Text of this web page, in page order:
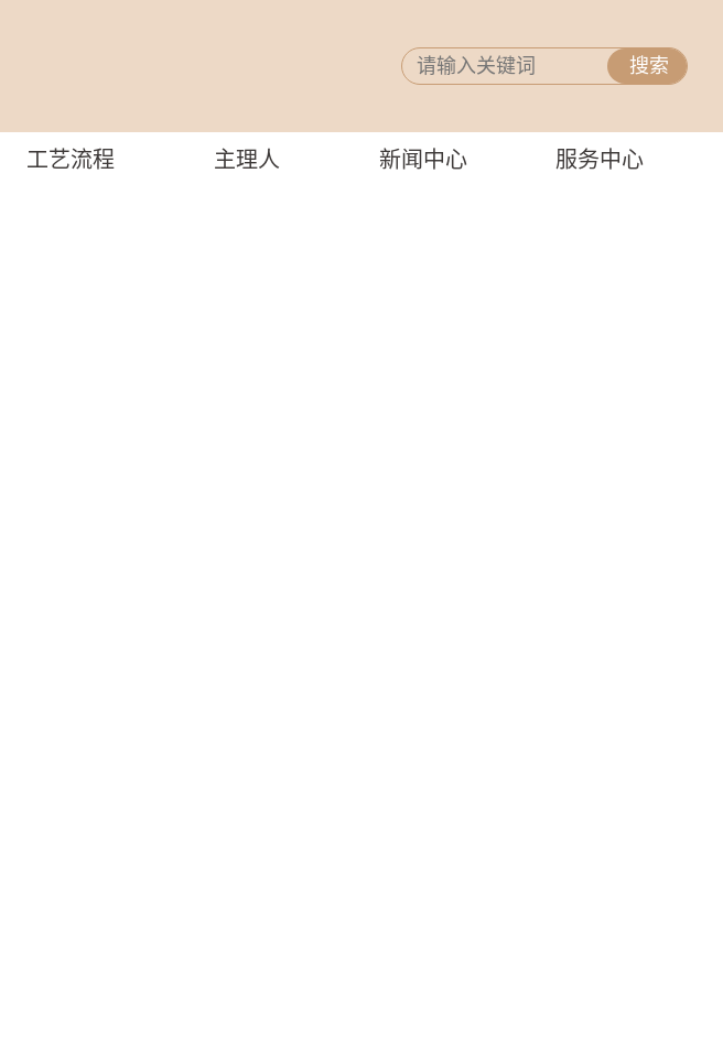
工艺流程 主理人 新闻中心 服务中心